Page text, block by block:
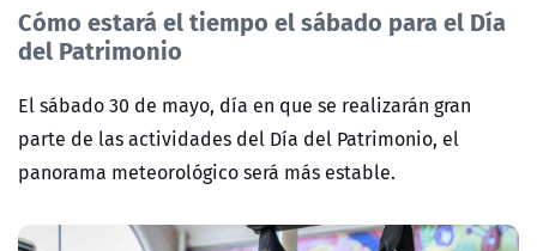
Cómo estará el tiempo el sábado para el Día
del Patrimonio
El sábado 30 de mayo, día en que se realizarán gran
parte de las actividades del Día del Patrimonio, el
panorama meteorológico será más estable.